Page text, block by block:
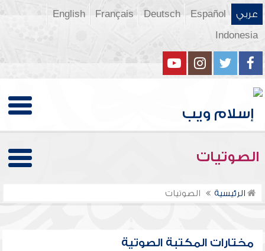
عربي Español
Deutsch
Français
English
Indonesia
الصوتيات
الرئيسية الصوتيات
مختارات المكتبة الصوتية